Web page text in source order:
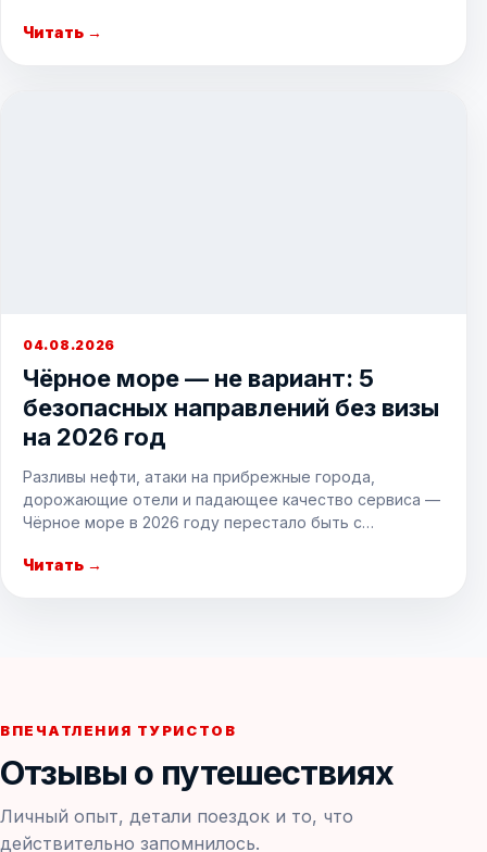
Читать →
04.08.2026
Чёрное море — не вариант: 5
безопасных направлений без визы
на 2026 год
Разливы нефти, атаки на прибрежные города,
дорожающие отели и падающее качество сервиса —
Чёрное море в 2026 году перестало быть с…
Читать →
ВПЕЧАТЛЕНИЯ ТУРИСТОВ
Отзывы о путешествиях
Личный опыт, детали поездок и то, что
действительно запомнилось.